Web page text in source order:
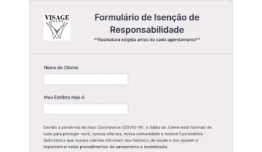
durante a COVID-19 é totalmente personalizável,
caso você precise, sinta-se à vontade para
acrescentar mais detalhes utilizando o nosso Criador
apenas alguns minutos para fazer que seu formulário
tenha o estilo e funcionamento que você precisa. E
respostas com suas outras contas, utilize nossas
seus clientes preencham este formulário online em
qualquer dispositivo, você pode evitar riscos no seu
negócio.